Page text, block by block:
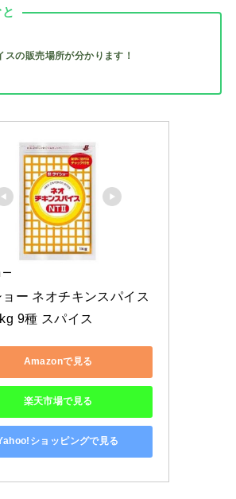
スの販売場所が分かります！
ー
ョー ネオチキンスパイス
9種 スパイス
Amazonで見る
楽天市場で見る
ショッピングで見る